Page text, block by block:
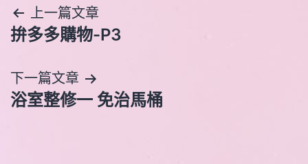
文
章
導
覽
上一篇文章
拚多多購物-P3
下一篇文章
浴室整修一 免治馬桶